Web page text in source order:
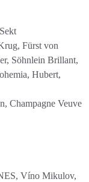
Fürst von
Söhnlein Brillant,
Hubert,
Champagne Veuve
Víno Mikulov,